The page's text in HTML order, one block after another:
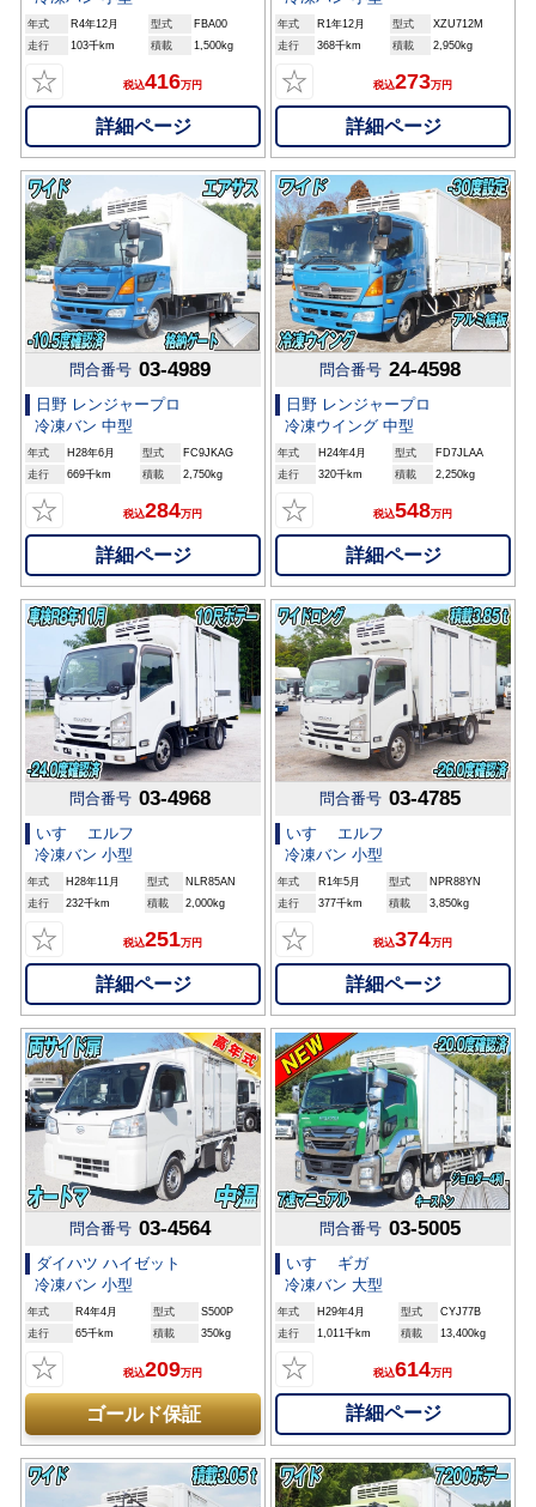
年式 R4年12月 型式
FBA00
走行
103千km 積載 1,500kg
☆ 税込416万円
詳細ページ
年式 R1年12月 型式
XZU712M
走行
368千km 積載 2,950kg
☆ 税込273万円
詳細ページ
問合番号 03-4989
日野 レンジャープロ
冷凍バン 中型
年式 H28年6月 型式
FC9JKAG
走行
669千km 積載 2,750kg
☆ 税込284万円
詳細ページ
問合番号 24-4598
日野 レンジャープロ
冷凍ウイング 中型
年式 H24年4月 型式
FD7JLAA
走行
320千km 積載 2,250kg
☆ 税込548万円
詳細ページ
問合番号 03-4968
いすゞ エルフ
冷凍バン 小型
年式 H28年11月 型式
NLR85AN
走行
232千km 積載 2,000kg
☆ 税込251万円
詳細ページ
問合番号 03-4785
いすゞ エルフ
冷凍バン 小型
年式 R1年5月 型式
NPR88YN
走行
377千km 積載 3,850kg
☆ 税込374万円
詳細ページ
問合番号 03-4564
ダイハツ ハイゼット
冷凍バン 小型
年式 R4年4月 型式
S500P
走行
65千km 積載 350kg
☆ 税込209万円
ゴールド保証
問合番号 03-5005
いすゞ ギガ
冷凍バン 大型
年式 H29年4月 型式
CYJ77B
走行
1,011千km 積載 13,400kg
☆ 税込614万円
詳細ページ